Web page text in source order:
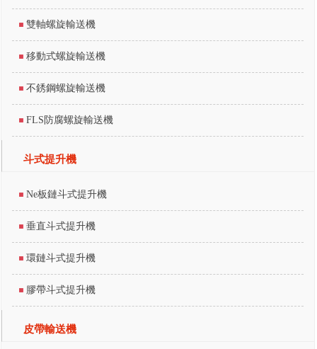
雙軸螺旋輸送機
移動式螺旋輸送機
不銹鋼螺旋輸送機
FLS防腐螺旋輸送機
斗式提升機
Ne板鏈斗式提升機
垂直斗式提升機
環鏈斗式提升機
膠帶斗式提升機
皮帶輸送機